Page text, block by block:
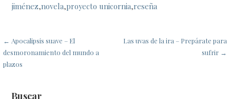
jiménez,novela,proyecto unicornia,reseña
Navegación
de
← Apocalipsis suave – El
desmoronamiento del mundo a
plazos
Las uvas de la ira – Prepárate para
sufrir →
Buscar